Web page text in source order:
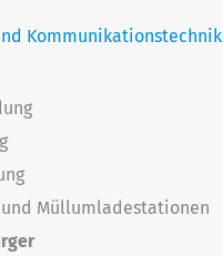
Kommunikationstechnik
Müllumladestationen